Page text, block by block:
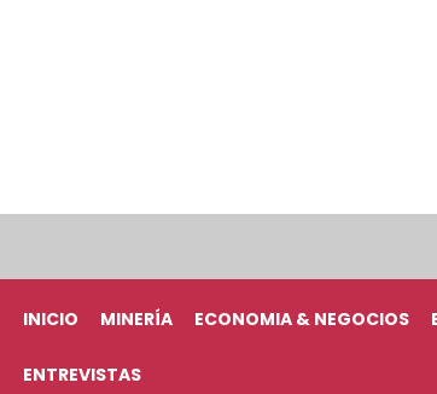
INICIO MINERÍA ECONOMIA & NEGOCIOS
ENTREVISTAS